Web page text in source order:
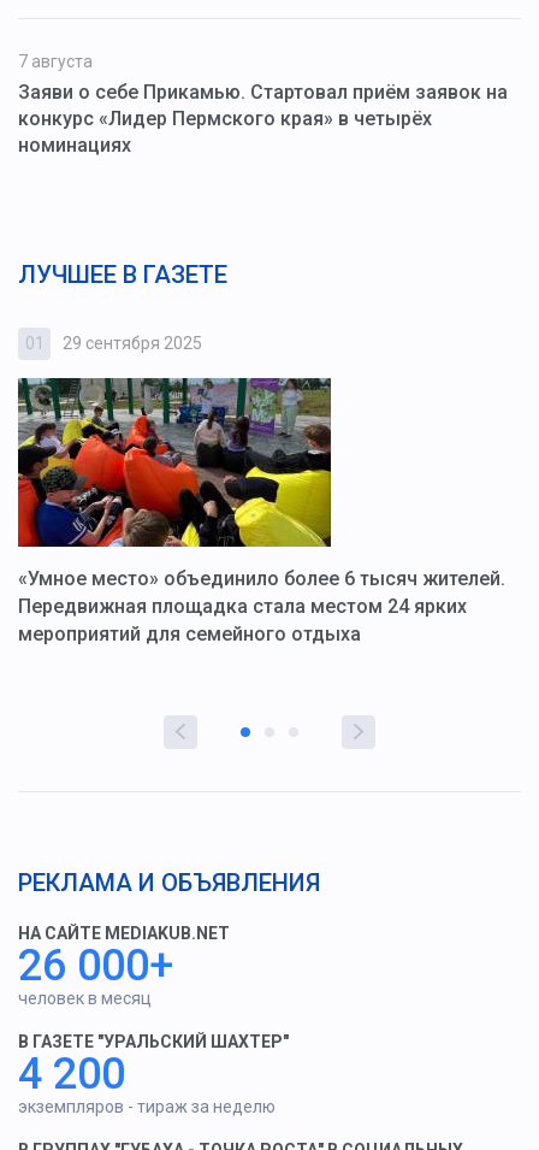
7 августа
Заяви о себе Прикамью. Стартовал приём заявок на
конкурс «Лидер Пермского края» в четырёх
номинациях
ЛУЧШЕЕ В ГАЗЕТЕ
01 29 сентября 2025
«Умное место» объединило более 6 тысяч жителей.
Передвижная площадка стала местом 24 ярких
мероприятий для семейного отдыха
РЕКЛАМА И ОБЪЯВЛЕНИЯ
НА САЙТЕ MEDIAKUB.NET
26 000+
человек в месяц
В ГАЗЕТЕ "УРАЛЬСКИЙ ШАХТЕР"
4 200
экземпляров - тираж за неделю